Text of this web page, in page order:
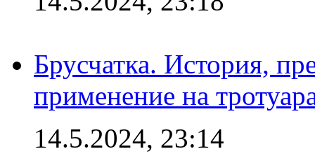
Брусчатка. История,
применение на
14.5.2024, 23:14